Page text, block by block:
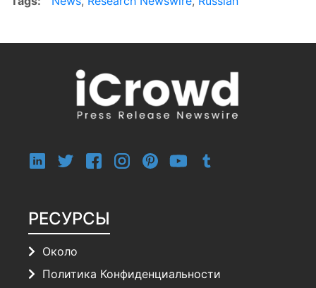
РЕСУРСЫ
Около
Политика Конфиденциальности